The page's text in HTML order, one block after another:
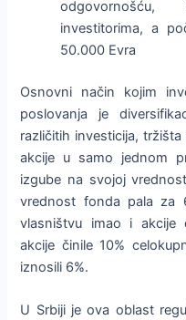
investitorima, a
50.000 Evra
Osnovni način kojim
poslovanja je
različitih investicija,
akcije u samo jednom
izgube na svojoj
vrednost fonda pala za
vlasništvu imao i akcije
akcije činile 10%
iznosili 6%.
U Srbiji je ova oblast